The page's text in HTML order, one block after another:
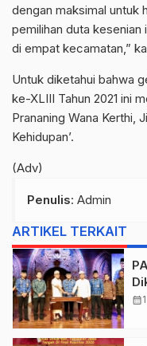
dengan maksimal untuk
pemilihan duta kesenian
di empat kecamatan,”
Untuk diketahui bahwa
ke-XLIII Tahun 2021 ini
Prananing Wana Kerthi,
Kehidupan’.
(Adv)
Penulis: Admin
ARTIKEL TERKAIT
calendar_month